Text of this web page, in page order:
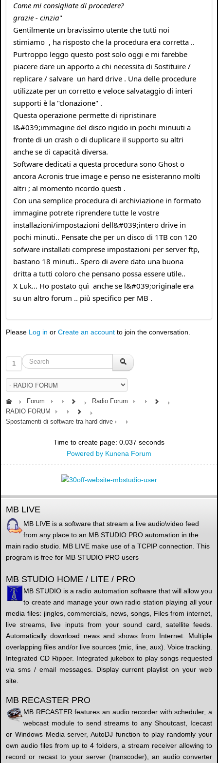
Come mi consigliate di procedere?
grazie - cinzia"
Gentilmente un bravissimo utente che tutti noi
stimiamo , ha risposto che la procedura era corretta ..
Purtroppo leggo questo post solo oggi e mi farebbe
piacere dare un apporto a chi necessita di Sostituire /
replicare / salvare un hard drive . Una delle procedure
utilizzate per un corretto e veloce salvataggio di interi
supporti è la "clonazione" .
Questa operazione permette di ripristinare
l&#039;immagine del disco rigido in pochi minuuti a
fronte di un crash o di duplicare il supporto su altri
anche se di capacità diversa.
Software dedicati a questa procedura sono Ghost o
ancora Acronis true image e penso ne esisteranno molti
altri ; al momento ricordo questi .
Con una semplice procedura di archiviazione in formato
immagine potrete riprendere tutte le vostre
installazioni/impostazioni dell&#039;intero drive in
pochi minuti.. Pensate che per un disco di 1TB con 120
sofware installati comprese impostazioni per server ftp,
bastano 18 minuti.. Spero di avere dato una buona
dritta a tutti coloro che pensano possa essere utile..
X Luk... Ho postato quì anche se l&#039;originale era
su un altro forum .. più specifico per MB .
Please Log in or Create an account to join the conversation.
1
Forum
Radio Forum
RADIO FORUM
Spostamenti di software tra hard drive
Time to create page: 0.037 seconds
Powered by Kunena Forum
MB LIVE
MB LIVE is a software that stream a live audio\video feed
from any place to an MB STUDIO PRO automation in the
main radio studio. MB LIVE make use of a TCPIP connection. This
program is free for MB STUDIO PRO users
MB STUDIO HOME / LITE / PRO
MB STUDIO is a radio automation software that will allow you
to create and manage your own radio station playing all your
media files: jingles, commercials, news, songs, Files from internet,
live streams, live inputs from your sound card, satellite feeds.
Automatically download news and shows from Internet. Multiple
overlapping files and/or live sources (mic, line, aux). Voice tracking.
Integrated CD Ripper. Integrated jukebox to play songs requested
via sms / email messages. Display current playlist on your web
site.
MB RECASTER PRO
MB RECASTER features an audio recorder with scheduler, a
webcast module to send streams to any Shoutcast, Icecast
or Windows Media server, AutoDJ function to play randomly your
own audio files from up to 4 folders, a stream receiver allowing to
record or recast to your server (transcoder), an audio converter